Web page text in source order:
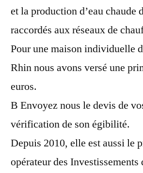
et la production d’eau chaude
raccordés aux réseaux de
Pour une maison individuelle
Rhin nous avons versé une
euros.
B Envoyez nous le devis de
vérification de son égibilité.
Depuis 2010, elle est aussi le
opérateur des Investissements